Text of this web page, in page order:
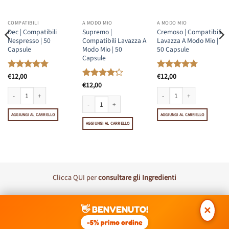
COMPATIBILI
Dec | Compatibili
Nespresso | 50
Capsule
Valutato
€12,00
Dec | Compatibili Nespresso | 50 Capsule quantità
AGGIUNGI AL CARRELLO
A MODO MIO
Supremo |
Compatibili Lavazza A
Modo Mio | 50
Capsule
Valutato
€12,00
Supremo | Compatibili Lavazza A Modo Mio | 50 Capsule
AGGIUNGI AL CARRELLO
A MODO MIO
Cremoso | Compatibili
Lavazza A Modo Mio |
50 Capsule
Valutato
€12,00
Cremoso | Compatibili
AGGIUNGI AL CARRELLO
quantità
| 50 Capsule quantità
CliccaQUI perconsultare gli Ingredienti
Visa
DISCLAIMER: I Marchi Nespresso, Lavazza, UNO, Nescafè Dolce Gusto,
✕
👋 BENVENUTO!
-5% primo ordine